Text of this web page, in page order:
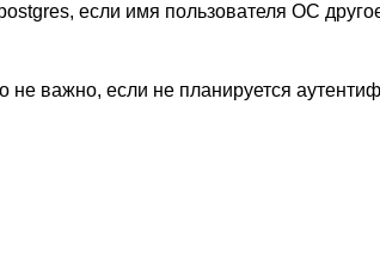
, если имя пользователя ОС
важно, если не планируется